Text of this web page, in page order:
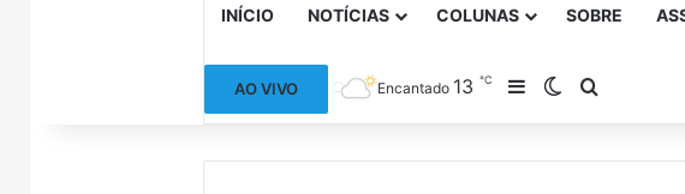
INÍCIO NOTÍCIAS COLUNAS SOBRE
AO VIVO Encantado 13℃ Barra Lateral
Switch skin